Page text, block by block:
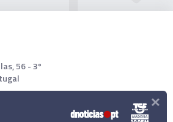
56 - 3º
×